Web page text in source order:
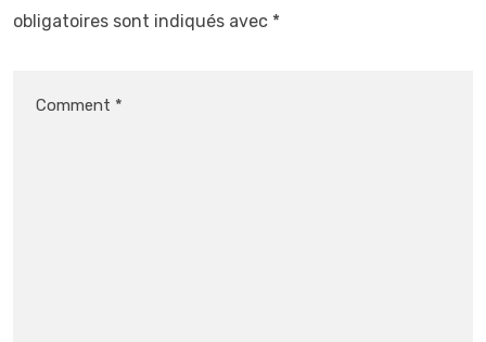
obligatoires sont indiqués avec *